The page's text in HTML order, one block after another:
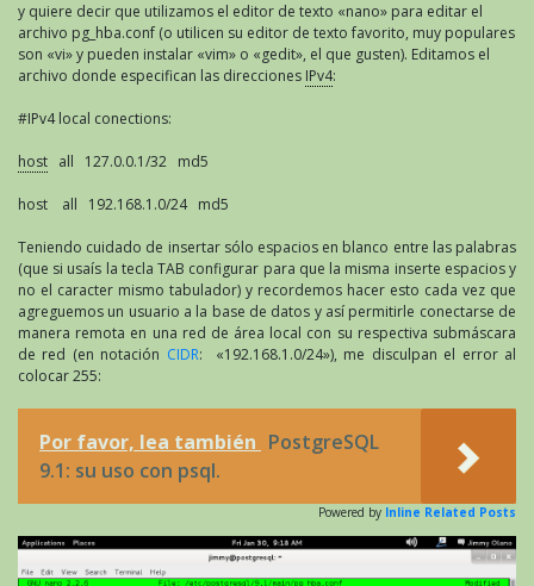
y quiere decir que utilizamos el editor de texto «nano» para editar el
archivo pg_hba.conf (o utilicen su editor de texto favorito, muy populares
son «vi» y pueden instalar «vim» o «gedit», el que gusten). Editamos el
archivo donde especifican las direcciones IPv4:
#IPv4 local conections:
host all 127.0.0.1/32 md5
host all 192.168.1.0/24 md5
Teniendo cuidado de insertar sólo espacios en blanco entre las palabras
(que si usaís la tecla TAB configurar para que la misma inserte espacios y
no el caracter mismo tabulador) y recordemos hacer esto cada vez que
agreguemos un usuario a la base de datos y así permitirle conectarse de
manera remota en una red de área local con su respectiva submáscara
de red (en notación CIDR: «192.168.1.0/24»), me disculpan el error al
colocar 255:
Por favor, lea también PostgreSQL
9.1: su uso con psql.
Powered by Inline Related Posts